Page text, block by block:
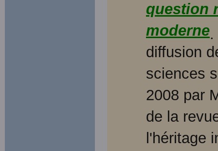
question
moderne
diffusion
sciences
2008 par
de la
l'héritage